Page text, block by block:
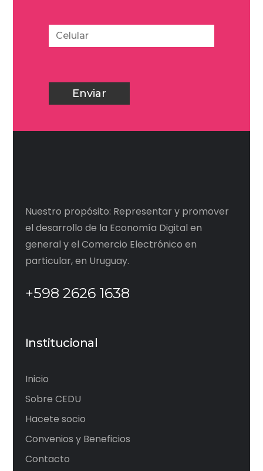
Nuestro propósito: Representar y promover
el desarrollo de la Economía Digital en
general y el Comercio Electrónico en
particular, en Uruguay.
+598 2626 1638
Institucional
Inicio
Sobre CEDU
Hacete socio
Convenios y Beneficios
Contacto